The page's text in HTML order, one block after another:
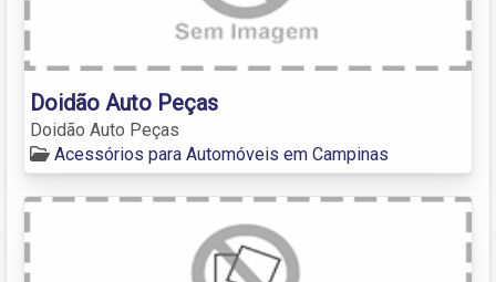
Doidão Auto Peças
Doidão Auto Peças
Acessórios para Automóveis em Campinas